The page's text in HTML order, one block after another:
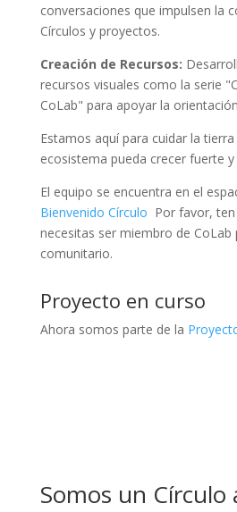
conversaciones que impulsen la
Círculos y proyectos.
Creación de Recursos:
recursos visuales como la serie
CoLab" para apoyar la
Estamos aquí para cuidar la
ecosistema pueda crecer fuerte y
El equipo se encuentra en el
Bienvenido Círculo Por favor,
necesitas ser miembro de CoLab
comunitario.
Proyecto en curso
Ahora somos parte de la
Somos un Círculo